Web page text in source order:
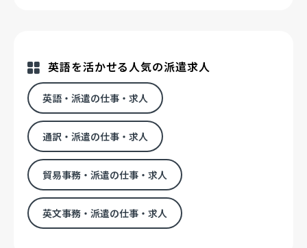
英語を活かせる人気の派遣求人
英語・派遣の仕事・求人
通訳・派遣の仕事・求人
貿易事務・派遣の仕事・求人
英文事務・派遣の仕事・求人